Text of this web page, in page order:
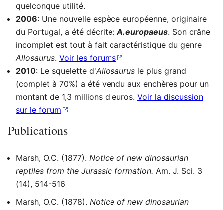
quelconque utilité.
2006: Une nouvelle espèce européenne, originaire
du Portugal, a été décrite: A.europaeus. Son crâne
incomplet est tout à fait caractéristique du genre
Allosaurus. Voir les forums
2010: Le squelette d'Allosaurus le plus grand
(complet à 70%) a été vendu aux enchères pour un
montant de 1,3 millions d'euros. Voir la discussion
sur le forum
Publications
Marsh, O.C. (1877). Notice of new dinosaurian
reptiles from the Jurassic formation. Am. J. Sci. 3
(14), 514-516
Marsh, O.C. (1878). Notice of new dinosaurian